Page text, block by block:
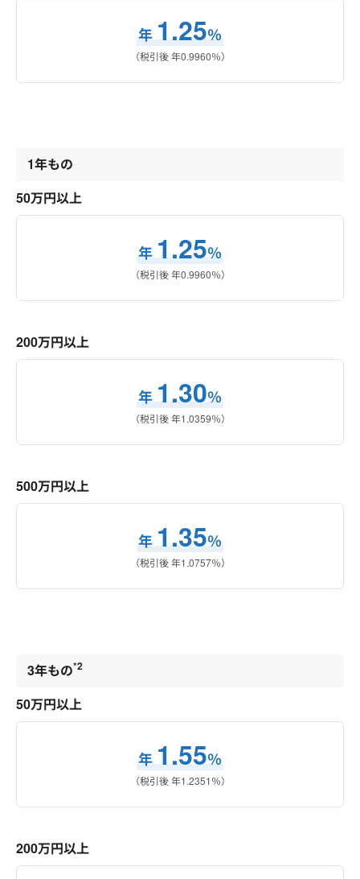
年 1.25％
（税引後 年0.9960％）
1年もの
50万円以上
年 1.25％
（税引後 年0.9960％）
200万円以上
年 1.30％
（税引後 年1.0359％）
500万円以上
年 1.35％
（税引後 年1.0757％）
3年もの*2
50万円以上
年 1.55％
（税引後 年1.2351％）
200万円以上